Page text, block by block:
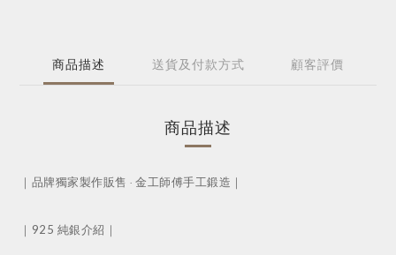
商品描述 送貨及付款方式 顧客評價
商品描述
｜品牌獨家製作販售 ‧ 金工師傅手工鍛造｜
｜925 純銀介紹｜